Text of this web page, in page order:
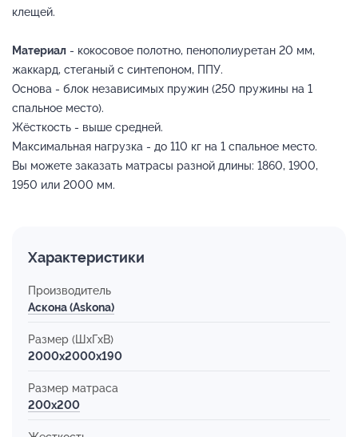
клещей.
Материал - кокосовое полотно, пенополиуретан 20 мм,
жаккард, стеганый с синтепоном, ППУ.
Основа - блок независимых пружин (250 пружины на 1
спальное место).
Жёсткость - выше средней.
Максимальная нагрузка - до 110 кг на 1 спальное место.
Вы можете заказать матрасы разной длины: 1860, 1900,
1950 или 2000 мм.
Характеристики
Производитель
Аскона (Askona)
Размер (ШхГхВ)
2000x2000x190
Размер матраса
200х200